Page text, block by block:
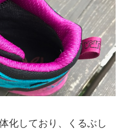
化しており、くるぶし